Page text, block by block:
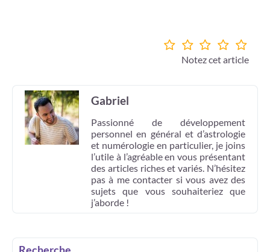
Notez cet article
Gabriel
Passionné de développement
personnel en général et d’astrologie
et numérologie en particulier, je joins
l’utile à l’agréable en vous présentant
des articles riches et variés. N’hésitez
pas à me contacter si vous avez des
sujets que vous souhaiteriez que
j’aborde !